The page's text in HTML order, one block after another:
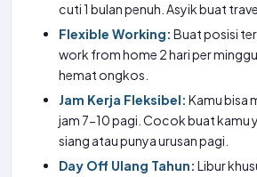
cuti 1 bulan penuh. Asyik buat
Flexible Working: Buat posisi
work from home 2 hari per
hemat ongkos.
Jam Kerja Fleksibel: Kamu bisa
jam 7-10 pagi. Cocok buat kamu
siang atau punya urusan pagi.
Day Off Ulang Tahun: Libur